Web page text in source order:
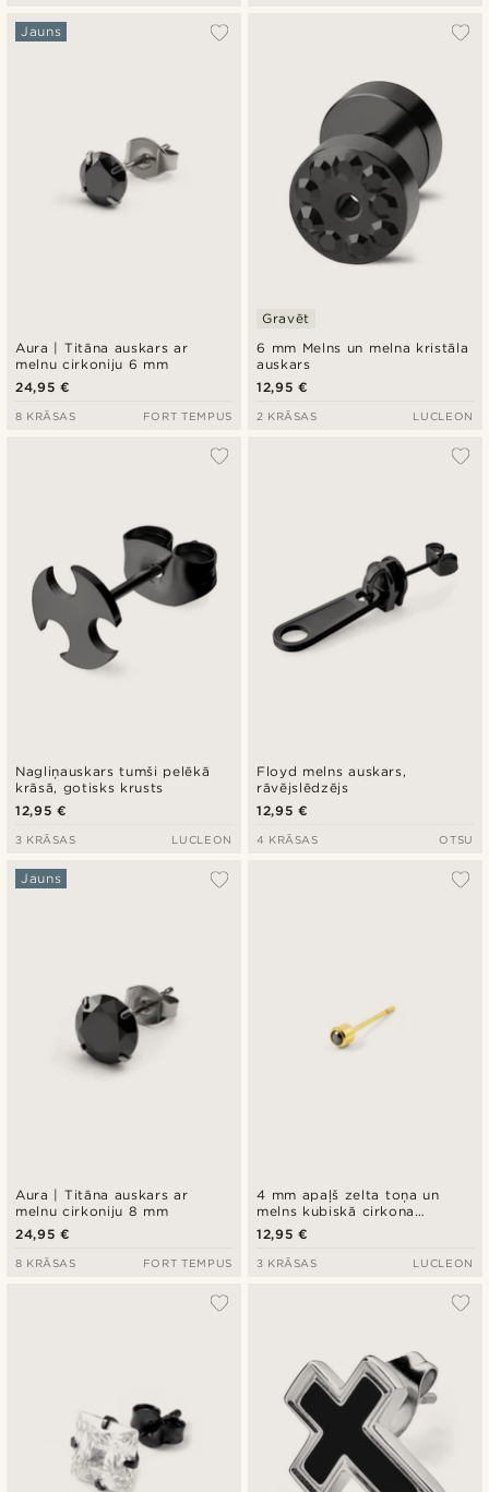
Aura | Titāna auskars ar
melnu cirkoniju 6 mm
Jauns
24,95 €
8 KRĀSAS FORT TEMPUS
6 mm Melns un melna kristāla
auskars
Gravēt
12,95 €
2 KRĀSAS LUCLEON
Nagliņauskars tumši pelēkā
krāsā, gotisks krusts
12,95 €
3 KRĀSAS LUCLEON
Floyd melns auskars,
rāvējslēdzējs
12,95 €
4 KRĀSAS OTSU
Aura | Titāna auskars ar
melnu cirkoniju 8 mm
Jauns
24,95 €
8 KRĀSAS FORT TEMPUS
4 mm apaļš zelta toņa un
melns kubiskā cirkona
auskars
12,95 €
3 KRĀSAS LUCLEON